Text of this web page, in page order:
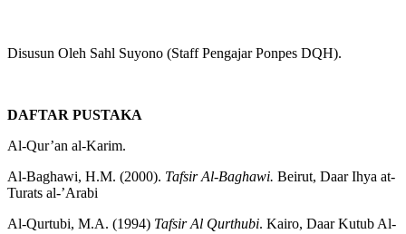
Al-Baghawi, H.M. (2000).